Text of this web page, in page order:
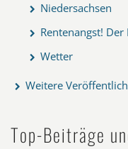
Niedersachsen
Rentenangst!
Wetter
Weitere
Top-Beiträge